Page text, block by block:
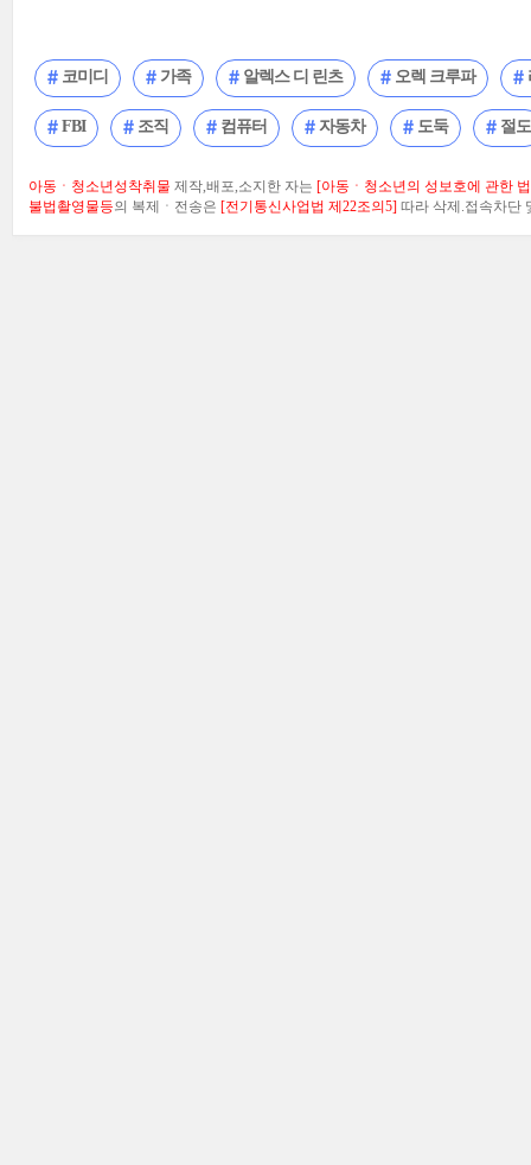
코미디 가족 알렉스 디 린츠 오렉 크루파
FBI 조직 컴퓨터 자동차 도둑 절도
아동ㆍ청소년성착취물 제작,배포,소지한 자는 [아동ㆍ청소년의 성보호에 관한
불법촬영물등의 복제ㆍ전송은 [전기통신사업법 제22조의5] 따라 삭제.접속차단